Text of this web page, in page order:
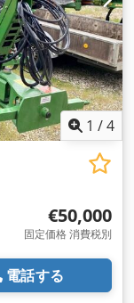
1 /4
€50,000
固定価格 消費税別
電話する